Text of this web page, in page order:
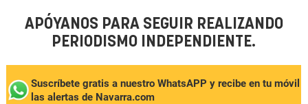
APÓYANOS PARA SEGUIR REALIZANDO
PERIODISMO INDEPENDIENTE.
Suscríbete gratis a nuestro WhatsAPP y recibe en tu móvil
las alertas de Navarra.com